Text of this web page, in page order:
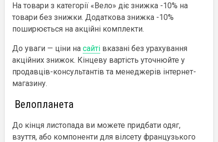
На товари з категорії «Вело» діє знижка -10% на
товари без знижки. Додаткова знижка -10%
поширюється на акційні комплекти.
До уваги — ціни на сайті вказані без урахування
акційних знижок. Кінцеву вартість уточнюйте у
продавців-консультантів та менеджерів інтернет-
магазину.
Велопланета
До кінця листопада ви можете придбати одяг,
взуття, або компоненти для вілсету французького